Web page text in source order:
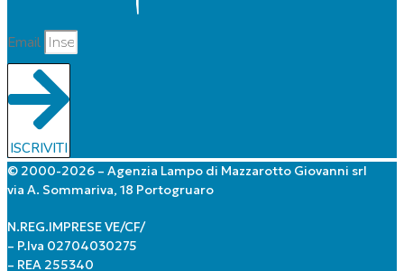
Email
ISCRIVITI
© 2000-2026 – Agenzia Lampo di Mazzarotto Giovanni srl
via A. Sommariva, 18 Portogruaro
N.REG.IMPRESE VE/CF/
– P.Iva 02704030275
– REA 255340